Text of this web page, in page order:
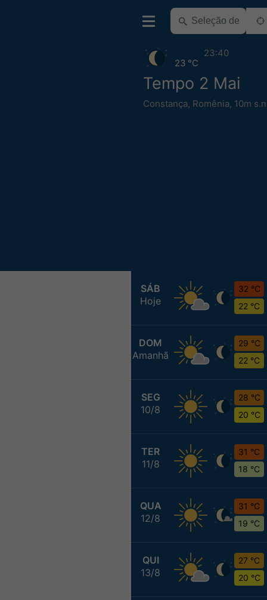
Tempo 2 Mai
Constança, Romênia, 10m
23 °C
23:40
SÁB
Hoje
32 °C
22 °C
DOM
Amanhã
29 °C
22 °C
SEG
10/8
28 °C
20 °C
TER
11/8
31 °C
18 °C
QUA
12/8
31 °C
19 °C
QUI
13/8
27 °C
20 °C